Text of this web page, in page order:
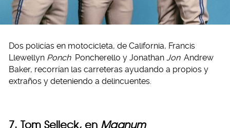
Dos policías en motocicleta, de California, Francis
Llewellyn Ponch Poncherello y Jonathan Jon Andrew
Baker, recorrían las carreteras ayudando a propios y
extraños y deteniendo a delincuentes.
7. Tom Selleck, en Magnum